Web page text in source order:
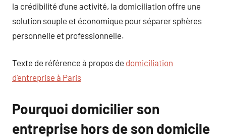
la crédibilité d’une activité, la domiciliation offre une
solution souple et économique pour séparer sphères
personnelle et professionnelle.
Texte de référence à propos de domiciliation
d’entreprise à Paris
Pourquoi domicilier son
entreprise hors de son domicile